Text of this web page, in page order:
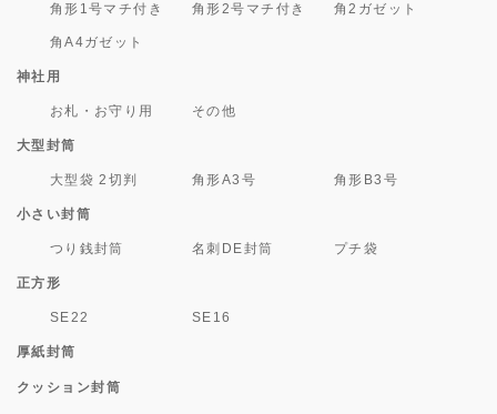
角形1号マチ付き 角形2号マチ付き 角2ガゼット
角A4ガゼット
神社用
お札・お守り用 その他
大型封筒
大型袋 2切判 角形A3号 角形B3号
小さい封筒
つり銭封筒 名刺DE封筒 プチ袋
正方形
SE22 SE16
厚紙封筒
クッション封筒